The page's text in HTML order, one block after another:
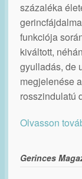
százaléka
funkciója
kiváltott,
gyulladás, de
megjelenése
rosszindulatú
Olvasson
Gerinces